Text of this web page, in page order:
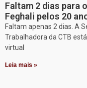
Faltam 2 dias para
Feghali pelos 20
Faltam apenas 2 dias. A
Trabalhadora da CTB
virtual
Leia mais »